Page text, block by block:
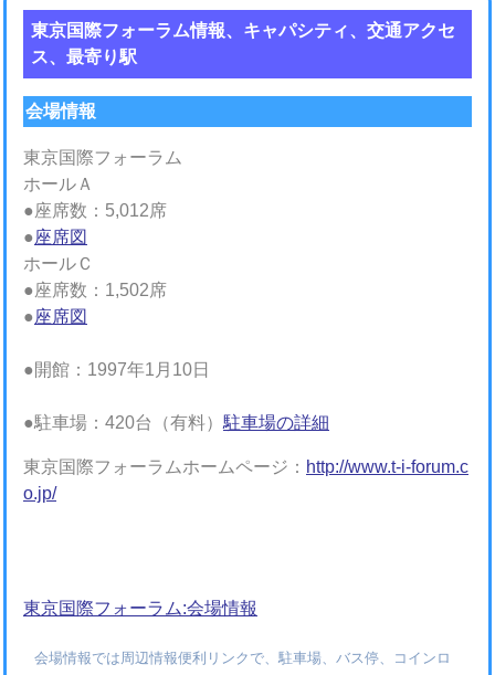
東京国際フォーラム情報、キャパシティ、交通アクセ
ス、最寄り駅
会場情報
東京国際フォーラム
ホールＡ
●座席数：5,012席
●座席図
ホールＣ
●座席数：1,502席
●座席図
●開館：1997年1月10日
●駐車場：420台（有料） 駐車場の詳細
東京国際フォーラムホームページ： http://www.t-i-forum.c
o.jp/
東京国際フォーラム:会場情報
会場情報では周辺情報便利リンクで、駐車場、バス停、コインロ